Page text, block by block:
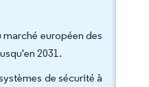
européen des
2031.
de sécurité à